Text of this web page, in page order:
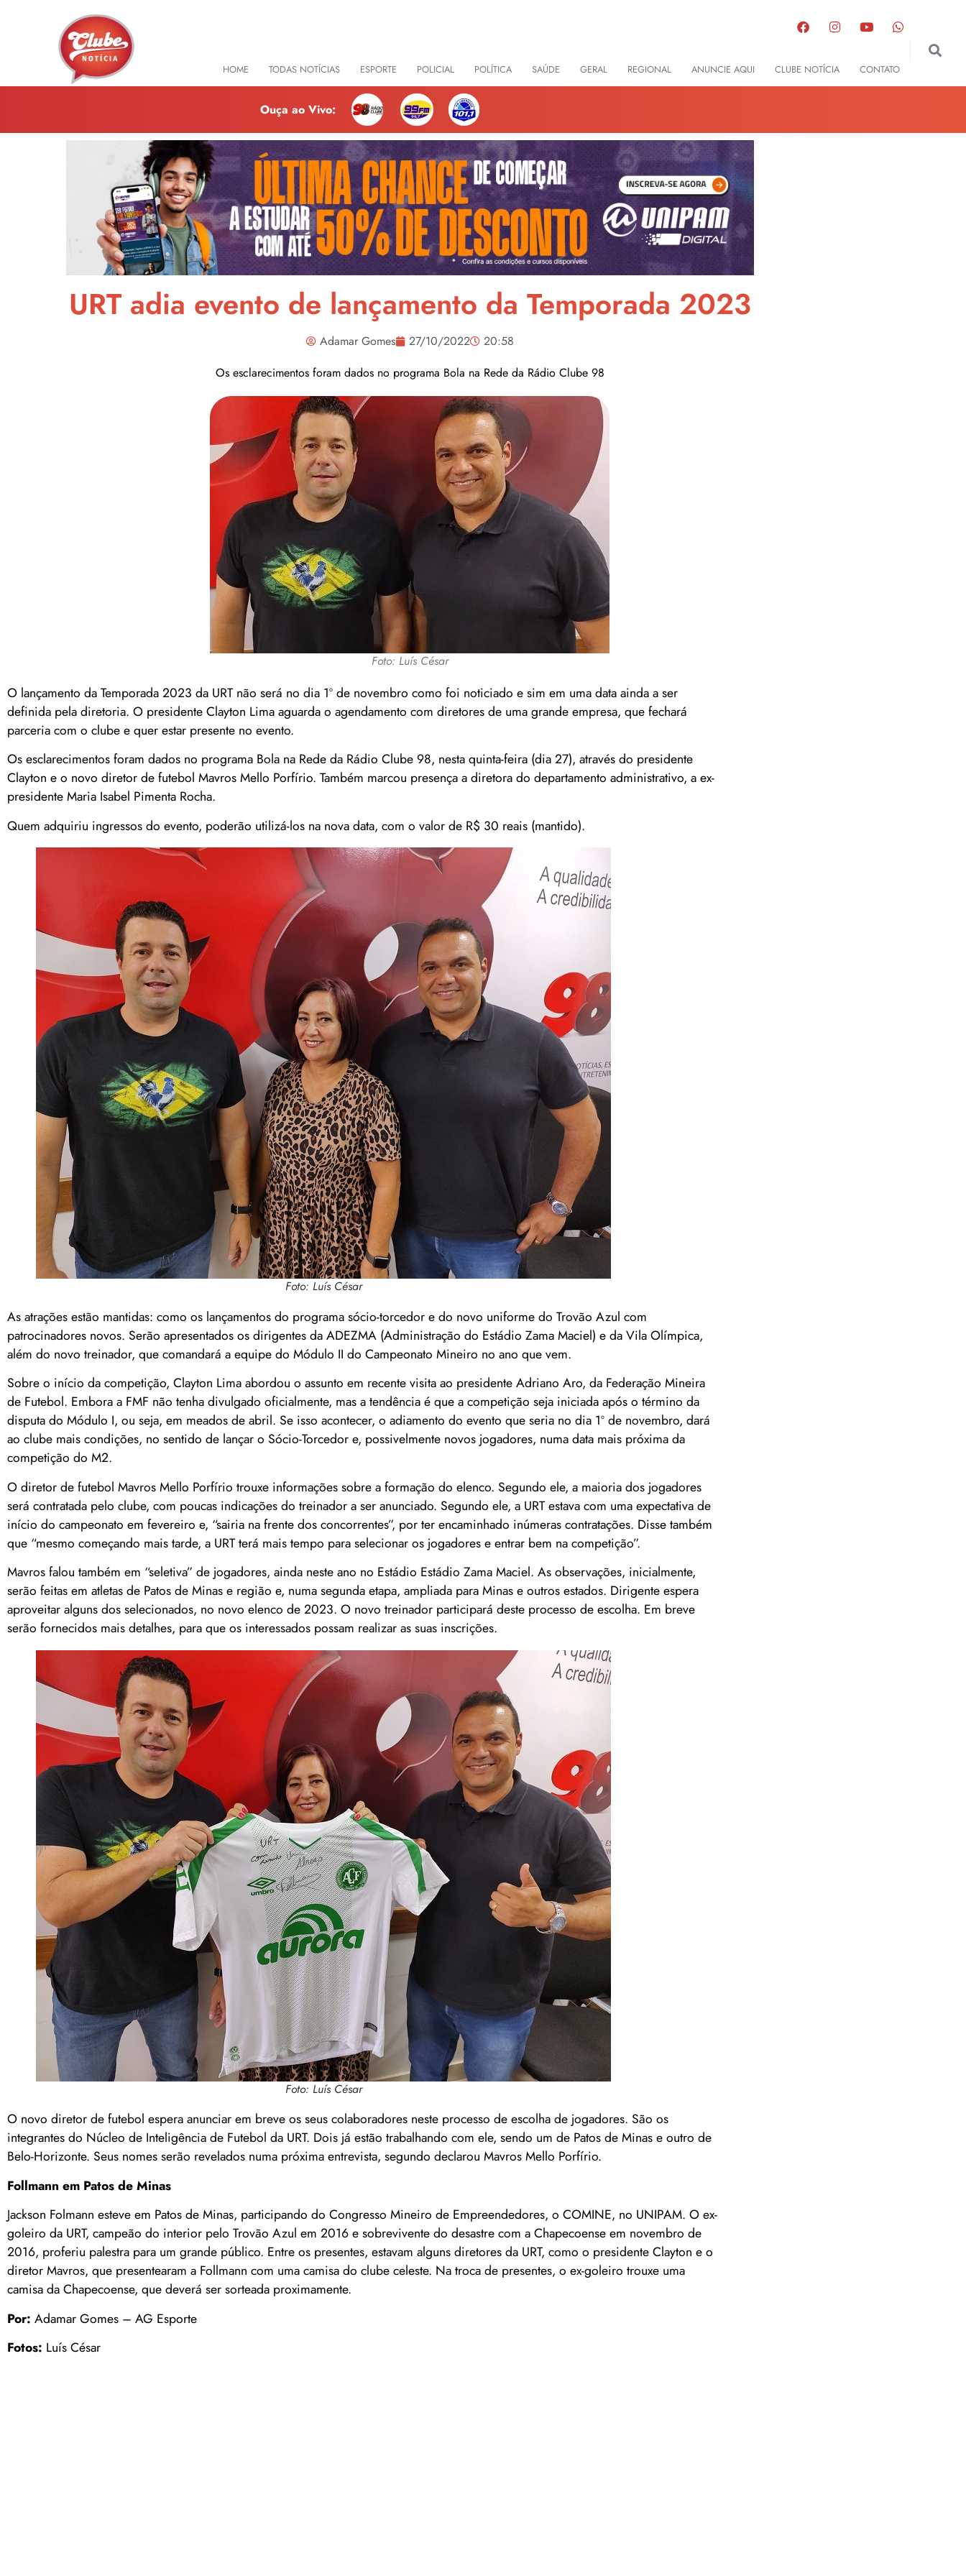
HOME TODAS NOTÍCIAS ESPORTE POLICIAL POLÍTICA SAÚDE GERAL REGIONAL ANUNCIE AQUI CLUBE NOTÍCIA CONTATO
Ouça ao Vivo:
URT adia evento de lançamento da Temporada 2023
Adamar Gomes 27/10/2022
20:58
Os esclarecimentos foram dados no programa Bola na Rede da Rádio Clube 98
Foto: Luís César
O lançamento da Temporada 2023 da URT não será no dia 1º de novembro como foi noticiado e sim em uma data ainda a ser
definida pela diretoria. O presidente Clayton Lima aguarda o agendamento com diretores de uma grande empresa, que fechará
parceria com o clube e quer estar presente no evento.
Os esclarecimentos foram dados no programa Bola na Rede da Rádio Clube 98, nesta quinta-feira (dia 27), através do presidente
Clayton e o novo diretor de futebol Mavros Mello Porfírio. Também marcou presença a diretora do departamento administrativo, a ex-
presidente Maria Isabel Pimenta Rocha.
Quem adquiriu ingressos do evento, poderão utilizá-los na nova data, com o valor de R$ 30 reais (mantido).
Foto: Luís César
As atrações estão mantidas: como os lançamentos do programa sócio-torcedor e do novo uniforme do Trovão Azul com
patrocinadores novos. Serão apresentados os dirigentes da ADEZMA (Administração do Estádio Zama Maciel) e da Vila Olímpica,
além do novo treinador, que comandará a equipe do Módulo II do Campeonato Mineiro no ano que vem.
Sobre o início da competição, Clayton Lima abordou o assunto em recente visita ao presidente Adriano Aro, da Federação Mineira
de Futebol. Embora a FMF não tenha divulgado oficialmente, mas a tendência é que a competição seja iniciada após o término da
disputa do Módulo I, ou seja, em meados de abril. Se isso acontecer, o adiamento do evento que seria no dia 1º de novembro, dará
ao clube mais condições, no sentido de lançar o Sócio-Torcedor e, possivelmente novos jogadores, numa data mais próxima da
competição do M2.
O diretor de futebol Mavros Mello Porfírio trouxe informações sobre a formação do elenco. Segundo ele, a maioria dos jogadores
será contratada pelo clube, com poucas indicações do treinador a ser anunciado. Segundo ele, a URT estava com uma expectativa de
início do campeonato em fevereiro e, “sairia na frente dos concorrentes”, por ter encaminhado inúmeras contratações. Disse também
que “mesmo começando mais tarde, a URT terá mais tempo para selecionar os jogadores e entrar bem na competição”.
Mavros falou também em “seletiva” de jogadores, ainda neste ano no Estádio Estádio Zama Maciel. As observações, inicialmente,
serão feitas em atletas de Patos de Minas e região e, numa segunda etapa, ampliada para Minas e outros estados. Dirigente espera
aproveitar alguns dos selecionados, no novo elenco de 2023. O novo treinador participará deste processo de escolha. Em breve
serão fornecidos mais detalhes, para que os interessados possam realizar as suas inscrições.
Foto: Luís César
O novo diretor de futebol espera anunciar em breve os seus colaboradores neste processo de escolha de jogadores. São os
integrantes do Núcleo de Inteligência de Futebol da URT. Dois já estão trabalhando com ele, sendo um de Patos de Minas e outro de
Belo-Horizonte. Seus nomes serão revelados numa próxima entrevista, segundo declarou Mavros Mello Porfírio.
Follmann em Patos de Minas
Jackson Folmann esteve em Patos de Minas, participando do Congresso Mineiro de Empreendedores, o COMINE, no UNIPAM. O ex-
goleiro da URT, campeão do interior pelo Trovão Azul em 2016 e sobrevivente do desastre com a Chapecoense em novembro de
2016, proferiu palestra para um grande público. Entre os presentes, estavam alguns diretores da URT, como o presidente Clayton e o
diretor Mavros, que presentearam a Follmann com uma camisa do clube celeste. Na troca de presentes, o ex-goleiro trouxe uma
camisa da Chapecoense, que deverá ser sorteada proximamente.
Por: Adamar Gomes – AG Esporte
Fotos: Luís César